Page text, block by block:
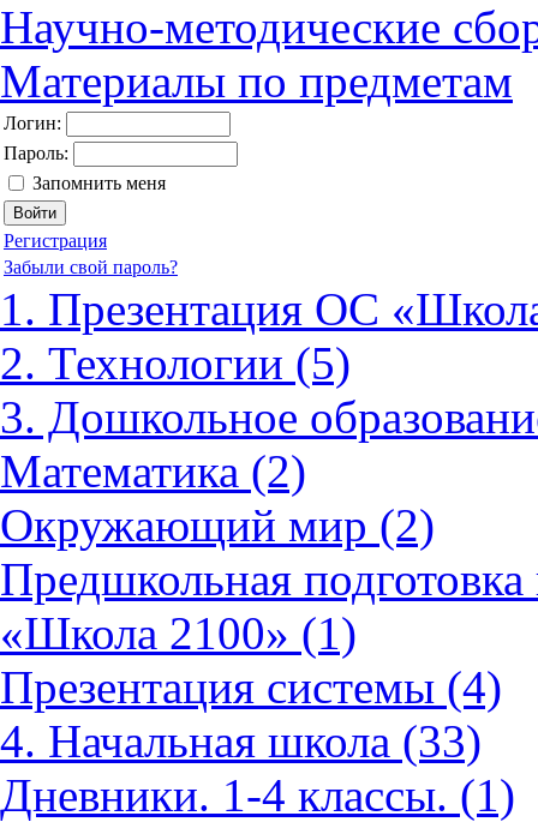
Научно-методические
Материалы по предметам
Логин:
Пароль:
Запомнить меня
Регистрация
Забыли свой пароль?
1. Презентация ОС
2. Технологии (5)
3. Дошкольное
Математика (2)
Окружающий мир (2)
Предшкольная
«Школа 2100» (1)
Презентация системы (4)
4. Начальная школа (33)
Дневники. 1-4 классы. (1)